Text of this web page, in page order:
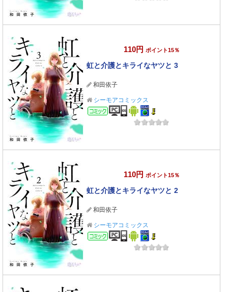
110円 ポイント15％
虹と介護とキライなヤツと 3
和田依子
シーモアコミックス
コミック
110円 ポイント15％
虹と介護とキライなヤツと 2
和田依子
シーモアコミックス
コミック